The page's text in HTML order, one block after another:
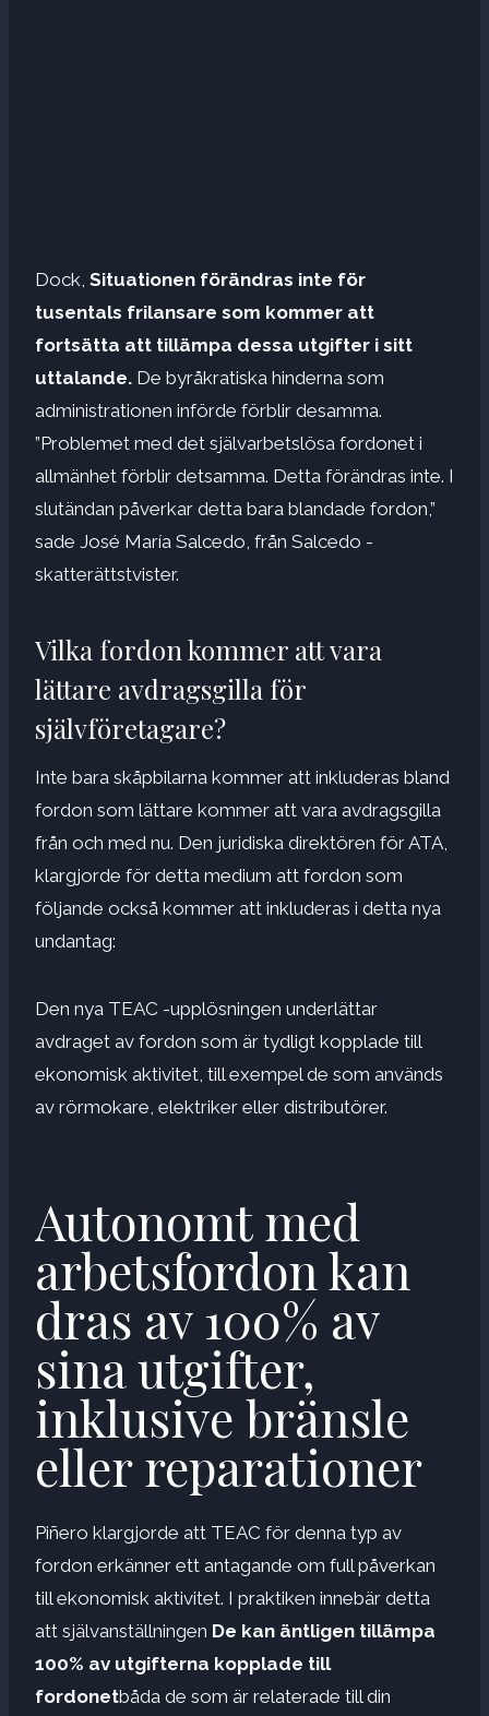
Dock, Situationen förändras inte för
tusentals frilansare som kommer att
fortsätta att tillämpa dessa utgifter i sitt
uttalande. De byråkratiska hinderna som
administrationen införde förblir desamma.
”Problemet med det självarbetslösa fordonet i
allmänhet förblir detsamma. Detta förändras inte. I
slutändan påverkar detta bara blandade fordon,”
sade José María Salcedo, från Salcedo -
skatterättstvister.
Vilka fordon kommer att vara
lättare avdragsgilla för
självföretagare?
Inte bara skåpbilarna kommer att inkluderas bland
fordon som lättare kommer att vara avdragsgilla
från och med nu. Den juridiska direktören för ATA,
klargjorde för detta medium att fordon som
följande också kommer att inkluderas i detta nya
undantag:
Den nya TEAC -upplösningen underlättar
avdraget av fordon som är tydligt kopplade till
ekonomisk aktivitet, till exempel de som används
av rörmokare, elektriker eller distributörer.
Autonomt med
arbetsfordon kan
dras av 100% av
sina utgifter,
inklusive bränsle
eller reparationer
Piñero klargjorde att TEAC för denna typ av
fordon erkänner ett antagande om full påverkan
till ekonomisk aktivitet. I praktiken innebär detta
att självanställningen De kan äntligen tillämpa
100% av utgifterna kopplade till
fordonetbåda de som är relaterade till din